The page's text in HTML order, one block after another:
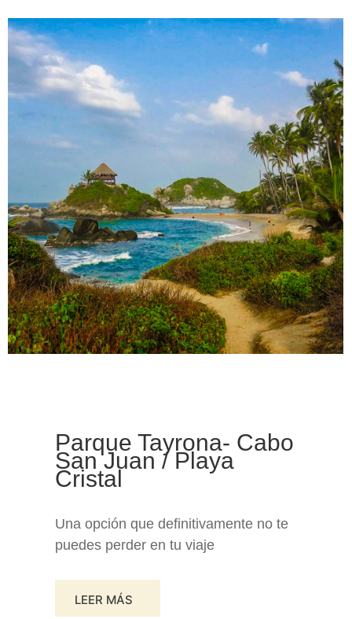
Parque Tayrona- Cabo
San Juan / Playa
Cristal
Una opción que definitivamente no te
puedes perder en tu viaje
LEER MÁS